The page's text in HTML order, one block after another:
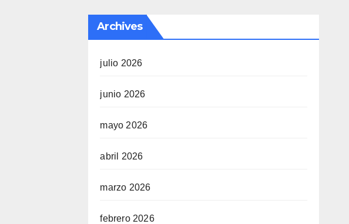
Archives
julio 2026
junio 2026
mayo 2026
abril 2026
marzo 2026
febrero 2026